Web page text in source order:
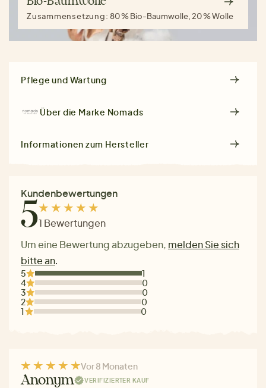
Zusammensetzung:80 % Bio-Baumwolle, 20 % Wolle
Pflege und Wartung
Über die Marke Nomads
Informationen zum Hersteller
Kundenbewertungen
51 Bewertungen
Um eine Bewertung abzugeben, melden Sie sich
bitte an.
5
1
4
0
3
0
2
0
1
0
Vor 8 Monaten
Anonym VERIFIZIERTER KAUF